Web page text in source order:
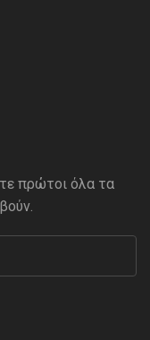
πρώτοι όλα τα